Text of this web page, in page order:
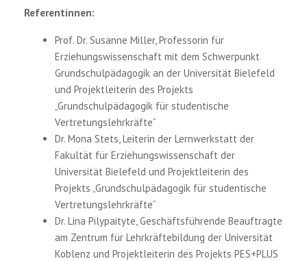
Referentinnen:
Prof. Dr. Susanne Miller, Professorin für
Erziehungswissenschaft mit dem Schwerpunkt
Grundschulpädagogik an der Universität Bielefeld
und Projektleiterin des Projekts
„Grundschulpädagogik für studentische
Vertretungslehrkräfte“
Dr. Mona Stets, Leiterin der Lernwerkstatt der
Fakultät für Erziehungswissenschaft der
Universität Bielefeld und Projektleiterin des
Projekts „Grundschulpädagogik für studentische
Vertretungslehrkräfte“
Dr. Lina Pilypaityte, Geschäftsführende Beauftragte
am Zentrum für Lehrkräftebildung der Universität
Koblenz und Projektleiterin des Projekts PES+PLUS